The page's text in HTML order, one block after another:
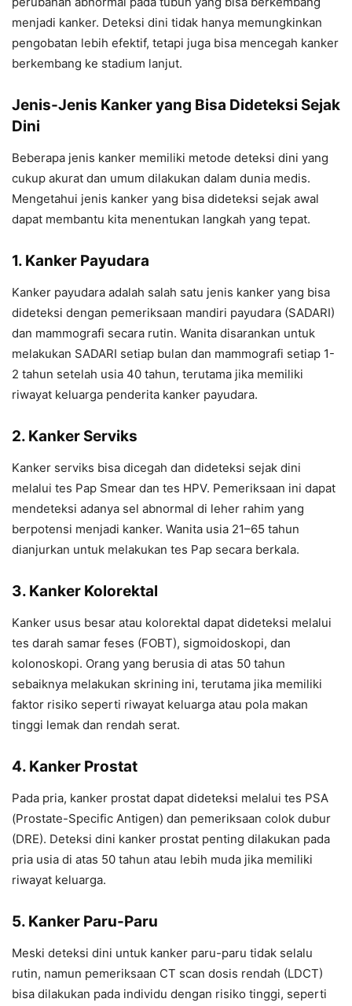
menjadi kanker. Deteksi dini tidak hanya memungkinkan
pengobatan lebih efektif, tetapi juga bisa mencegah kanker
berkembang ke stadium lanjut.
Jenis-Jenis Kanker yang Bisa Dideteksi Sejak
Dini
Beberapa jenis kanker memiliki metode deteksi dini yang
cukup akurat dan umum dilakukan dalam dunia medis.
Mengetahui jenis kanker yang bisa dideteksi sejak awal
dapat membantu kita menentukan langkah yang tepat.
1. Kanker Payudara
Kanker payudara adalah salah satu jenis kanker yang bisa
dideteksi dengan pemeriksaan mandiri payudara (SADARI)
dan mammografi secara rutin. Wanita disarankan untuk
melakukan SADARI setiap bulan dan mammografi setiap 1-
2 tahun setelah usia 40 tahun, terutama jika memiliki
riwayat keluarga penderita kanker payudara.
2. Kanker Serviks
Kanker serviks bisa dicegah dan dideteksi sejak dini
melalui tes Pap Smear dan tes HPV. Pemeriksaan ini dapat
mendeteksi adanya sel abnormal di leher rahim yang
berpotensi menjadi kanker. Wanita usia 21–65 tahun
dianjurkan untuk melakukan tes Pap secara berkala.
3. Kanker Kolorektal
Kanker usus besar atau kolorektal dapat dideteksi melalui
tes darah samar feses (FOBT), sigmoidoskopi, dan
kolonoskopi. Orang yang berusia di atas 50 tahun
sebaiknya melakukan skrining ini, terutama jika memiliki
faktor risiko seperti riwayat keluarga atau pola makan
tinggi lemak dan rendah serat.
4. Kanker Prostat
Pada pria, kanker prostat dapat dideteksi melalui tes PSA
(Prostate-Specific Antigen) dan pemeriksaan colok dubur
(DRE). Deteksi dini kanker prostat penting dilakukan pada
pria usia di atas 50 tahun atau lebih muda jika memiliki
riwayat keluarga.
5. Kanker Paru-Paru
Meski deteksi dini untuk kanker paru-paru tidak selalu
rutin, namun pemeriksaan CT scan dosis rendah (LDCT)
bisa dilakukan pada individu dengan risiko tinggi, seperti